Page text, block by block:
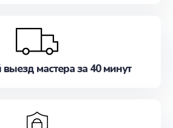
мастера за 40 минут